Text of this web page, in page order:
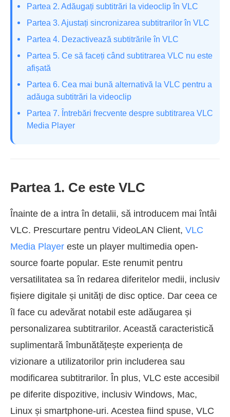
Partea 2. Adăugați subtitrări la videoclip în VLC
Partea 3. Ajustați sincronizarea subtitrarilor în VLC
Partea 4. Dezactivează subtitrările în VLC
Partea 5. Ce să faceți când subtitrarea VLC nu este
afișată
Partea 6. Cea mai bună alternativă la VLC pentru a
adăuga subtitrări la videoclip
Partea 7. Întrebări frecvente despre subtitrarea VLC
Media Player
Partea 1. Ce este VLC
Înainte de a intra în detalii, să introducem mai întâi
VLC. Prescurtare pentru VideoLAN Client, VLC
Media Player este un player multimedia open-
source foarte popular. Este renumit pentru
versatilitatea sa în redarea diferitelor medii, inclusiv
fișiere digitale și unități de disc optice. Dar ceea ce
îl face cu adevărat notabil este adăugarea și
personalizarea subtitrarilor. Această caracteristică
suplimentară îmbunătățește experiența de
vizionare a utilizatorilor prin includerea sau
modificarea subtitrarilor. În plus, VLC este accesibil
pe diferite dispozitive, inclusiv Windows, Mac,
Linux și smartphone-uri. Acestea fiind spuse, VLC